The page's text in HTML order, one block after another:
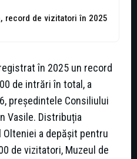
record de vizitatori în 2025
în 2025 un record
de intrări în total, a
președintele Consiliului
Vasile. Distribuția
a depășit pentru
de vizitatori, Muzeul de